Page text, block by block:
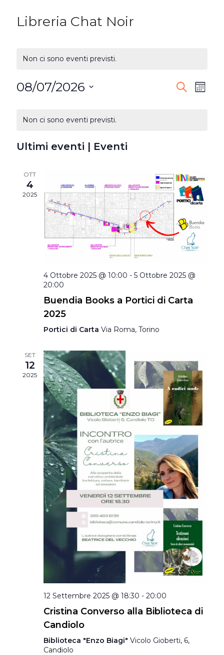
Libreria Chat Noir
Non ci sono eventi previsti.
EVENTI
CercaMese
08/07/2026
laCALENDARIO
EVENTI
Non ci sono eventi previsti.
Ultimi eventi | Eventi
OTT
4
2025
4 Ottobre 2025 @ 10:00 - 5 Ottobre 2025 @
20:00
Buendia Books a Portici di Carta
2025
Portici di Carta Via Roma, Torino
SET
12
2025
12 Settembre 2025 @ 18:30 - 20:00
Cristina Converso alla Biblioteca di
Candiolo
Biblioteca "Enzo Biagi" Vicolo Gioberti, 6,
Candiolo